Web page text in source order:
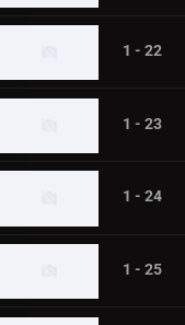
1 - 22
1 - 23
1 - 24
1 - 25